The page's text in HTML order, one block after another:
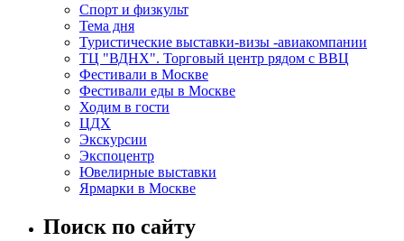
Спорт и физкульт
Тема дня
Туристические выставки-визы -авиакомпании
ТЦ "ВДНХ". Торговый центр рядом с ВВЦ
Фестивали в Москве
Фестивали еды в Москве
Ходим в гости
ЦДХ
Экскурсии
Экспоцентр
Ювелирные выставки
Ярмарки в Москве
Поиск по сайту